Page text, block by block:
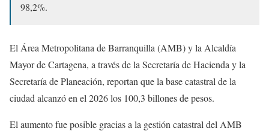
98,2%.
El Área Metropolitana de Barranquilla (AMB) y la Alcaldía
Mayor de Cartagena, a través de la Secretaría de Hacienda y la
Secretaría de Planeación, reportan que la base catastral de la
ciudad alcanzó en el 2026 los 100,3 billones de pesos.
El aumento fue posible gracias a la gestión catastral del AMB